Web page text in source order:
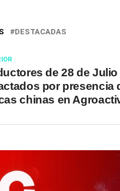
DESTACADAS
de 28 de Julio
por presencia
chinas en